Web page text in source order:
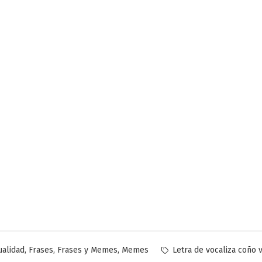
, Frases, Frases y Memes, Memes Etiquetas:
Letra de vocaliza coño